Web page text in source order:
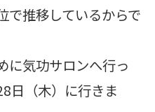
で推移しているからで
に気功サロンへ行っ
日（木）に行きま